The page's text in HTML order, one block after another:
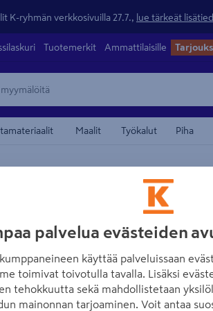
K-ryhmän verkkosivuilla 27.7., lue tärkeät
Tuotemerkit Ammattilaisille
Maalit Työkalut Piha
M-
palvelua evästeiden
käyttää palveluissaan
toimivat toivotulla tavalla. Lisäksi
tehokkuutta sekä mahdollistetaan
mainonnan tarjoaminen. Voit antaa